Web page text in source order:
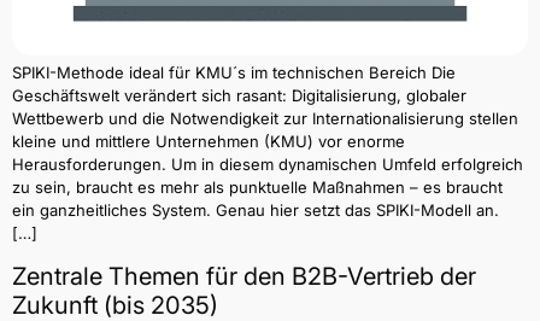
SPIKI-Methode ideal für KMU´s im technischen Bereich Die
Geschäftswelt verändert sich rasant: Digitalisierung, globaler
Wettbewerb und die Notwendigkeit zur Internationalisierung stellen
kleine und mittlere Unternehmen (KMU) vor enorme
Herausforderungen. Um in diesem dynamischen Umfeld erfolgreich
zu sein, braucht es mehr als punktuelle Maßnahmen – es braucht
ein ganzheitliches System. Genau hier setzt das SPIKI-Modell an.
[…]
Zentrale Themen für den B2B-Vertrieb der
Zukunft (bis 2035)